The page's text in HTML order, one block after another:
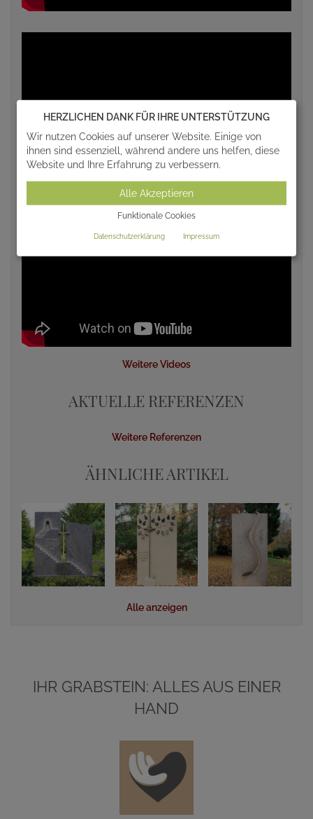
Weitere Videos
AKTUELLE REFERENZEN
Weitere Referenzen
ÄHNLICHE ARTIKEL
Alle anzeigen
IHR GRABSTEIN: ALLES AUS EINER
HAND
HERZLICHEN DANK FÜR IHRE UNTERSTÜTZUNG
Wir nutzen Cookies auf unserer Website. Einige von
ihnen sind essenziell, während andere uns helfen, diese
Website und Ihre Erfahrung zu verbessern.
Alle Akzeptieren
Funktionale Cookies
Datenschutzerklärung Impressum